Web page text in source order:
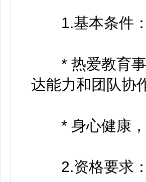
1.基本条件：
* 热爱教育事
达能力和团队协
* 身心健康，
2.资格要求：